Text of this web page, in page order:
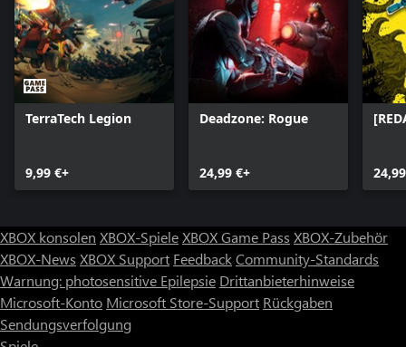
TerraTech Legion
9,99 €+
Deadzone: Rogue
24,99 €+
XBOX konsolen XBOX-SpieleXBOX Game Pass XBOX-Zubehör
XBOX-News XBOX Support FeedbackCommunity-Standards
Warnung: photosensitive Epilepsie Drittanbieterhinweise
Microsoft-Konto Microsoft Store-Support Rückgaben
Sendungsverfolgung